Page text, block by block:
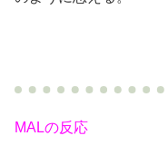
MALの反応